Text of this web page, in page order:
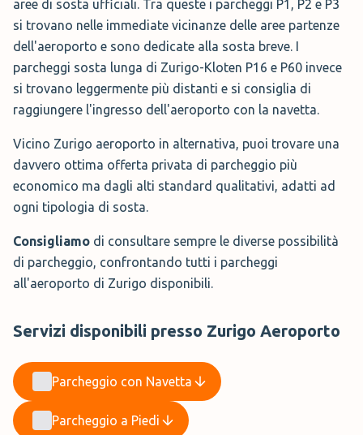
aree di sosta ufficiali. Tra queste i parcheggi P1, P2 e P3
si trovano nelle immediate vicinanze delle aree partenze
dell'aeroporto e sono dedicate alla sosta breve. I
parcheggi sosta lunga di Zurigo-Kloten P16 e P60 invece
si trovano leggermente più distanti e si consiglia di
raggiungere l'ingresso dell'aeroporto con la navetta.
Vicino Zurigo aeroporto in alternativa, puoi trovare una
davvero ottima offerta privata di parcheggio più
economico ma dagli alti standard qualitativi, adatti ad
ogni tipologia di sosta.
Consigliamo di consultare sempre le diverse possibilità
di parcheggio, confrontando tutti i parcheggi
all'aeroporto di Zurigo disponibili.
Servizi disponibili presso Zurigo Aeroporto
Parcheggio con Navetta
Parcheggio a Piedi